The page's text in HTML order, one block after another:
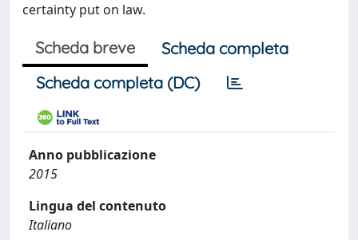
certainty put on law.
Scheda breve
Scheda completa
Scheda completa (DC)
Anno pubblicazione
2015
Lingua del contenuto
Italiano